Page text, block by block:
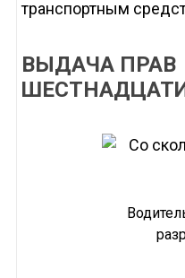
транспортным
ВЫДАЧА ПРАВ